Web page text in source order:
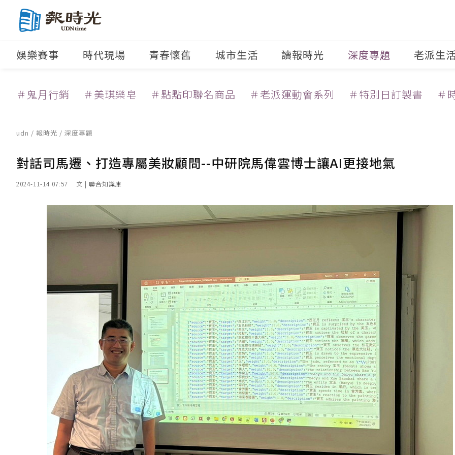
娛樂賽事 時代現場 青春懷舊 城市生活 讀報時光 深度專題 老派生
＃鬼月行銷 ＃美琪樂皂 ＃點點印聯名商品 ＃老派運動會系列 ＃特別日訂製書 ＃
udn / 報時光 / 深度專題
對話司馬遷、打造專屬美妝顧問--中研院馬偉雲博士讓AI更接地氣
2024-11-14 07:57 文 | 聯合知識庫